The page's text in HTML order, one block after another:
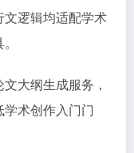
逻辑均适配学术
文大纲生成服务，
术创作入门门